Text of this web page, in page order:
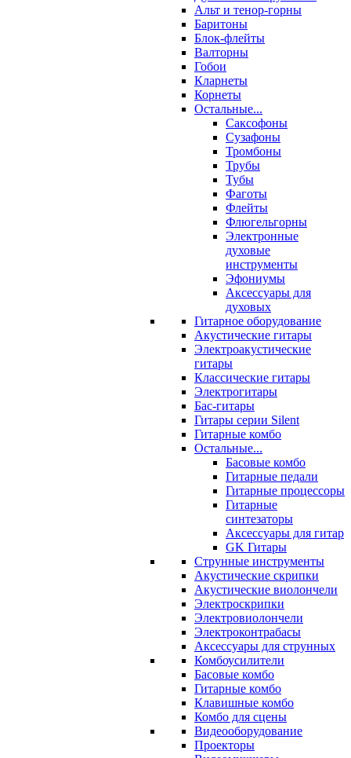
Альт и тенор-горны
Баритоны
Блок-флейты
Валторны
Гобои
Кларнеты
Корнеты
Остальные...
Саксофоны
Сузафоны
Тромбоны
Трубы
Тубы
Фаготы
Флейты
Флюгельгорны
Электронные
духовые
инструменты
Эфониумы
Аксессуары для
духовых
Гитарное оборудование
Акустические гитары
Электроакустические
гитары
Классические гитары
Электрогитары
Бас-гитары
Гитары серии Silent
Гитарные комбо
Остальные...
Басовые комбо
Гитарные педали
Гитарные процессоры
Гитарные
синтезаторы
Аксессуары для гитар
GK Гитары
Струнные инструменты
Акустические скрипки
Акустические виолончели
Электроскрипки
Электровиолончели
Электроконтрабасы
Аксессуары для струнных
Комбоусилители
Басовые комбо
Гитарные комбо
Клавишные комбо
Комбо для сцены
Видеооборудование
Проекторы